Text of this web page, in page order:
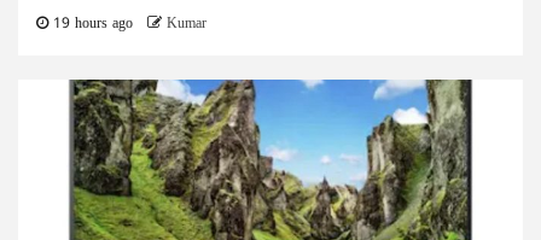
19 hours ago Kumar